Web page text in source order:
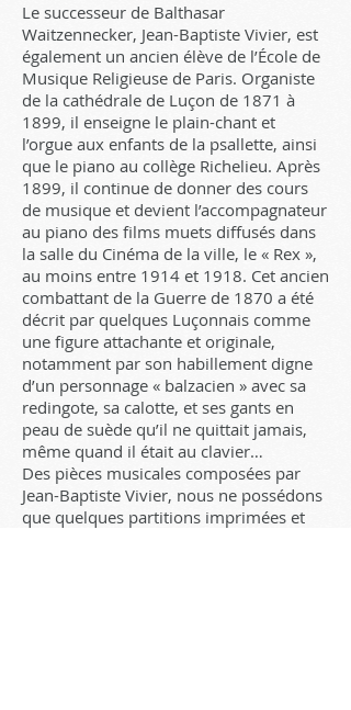
Le successeur de Balthasar
Waitzennecker, Jean-Baptiste Vivier, est
également un ancien élève de l’École de
Musique Religieuse de Paris. Organiste
de la cathédrale de Luçon de 1871 à
1899, il enseigne le plain-chant et
l’orgue aux enfants de la psallette, ainsi
que le piano au collège Richelieu. Après
1899, il continue de donner des cours
de musique et devient l’accompagnateur
au piano des films muets diffusés dans
la salle du Cinéma de la ville, le « Rex »,
au moins entre 1914 et 1918. Cet ancien
combattant de la Guerre de 1870 a été
décrit par quelques Luçonnais comme
une figure attachante et originale,
notamment par son habillement digne
d’un personnage « balzacien » avec sa
redingote, sa calotte, et ses gants en
peau de suède qu’il ne quittait jamais,
même quand il était au clavier…
Des pièces musicales composées par
Jean-Baptiste Vivier, nous ne possédons
que quelques partitions imprimées et